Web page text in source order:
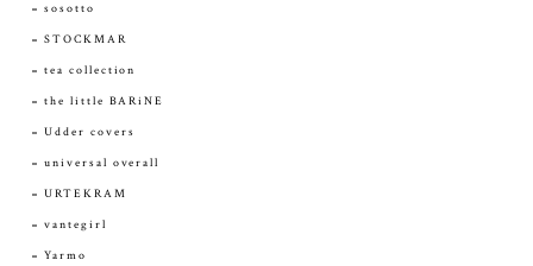
sosotto
STOCKMAR
tea collection
the little BARiNE
Udder covers
universal overall
URTEKRAM
vantegirl
Yarmo